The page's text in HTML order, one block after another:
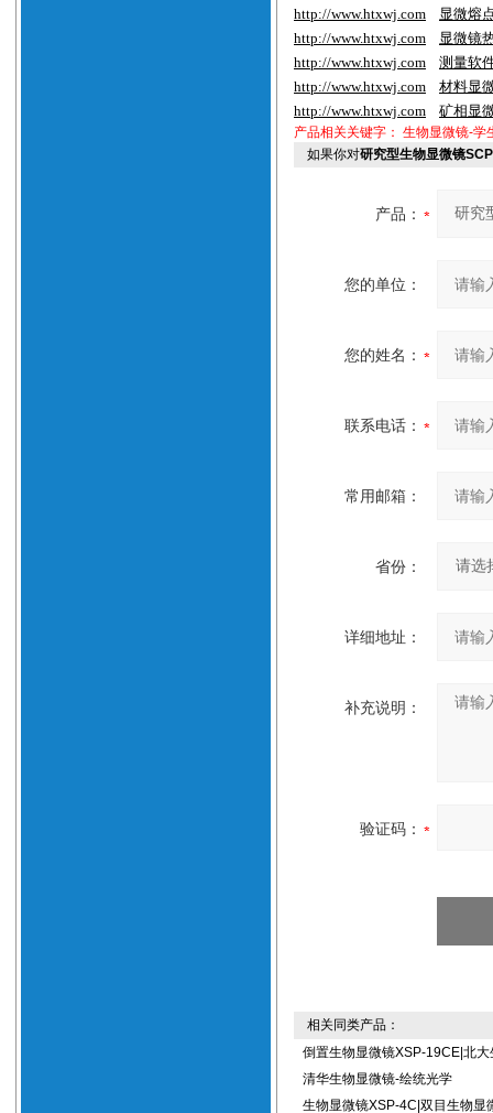
http://www.htxwj.com
显微熔
http://www.htxwj.com
显微镜
http://www.htxwj.com
测量软
http://www.htxwj.com
材料显
http://www.htxwj.com
矿相显
产品相关关键字： 生物显微镜-学
如果你对研究型生物显微镜
产品：
您的单位：
您的姓名：
联系电话：
常用邮箱：
省份：
详细地址：
补充说明：
验证码：
相关同类产品：
倒置生物显微镜XSP-19CE|北大
清华生物显微镜-绘统光学
生物显微镜XSP-4C|双目生物显